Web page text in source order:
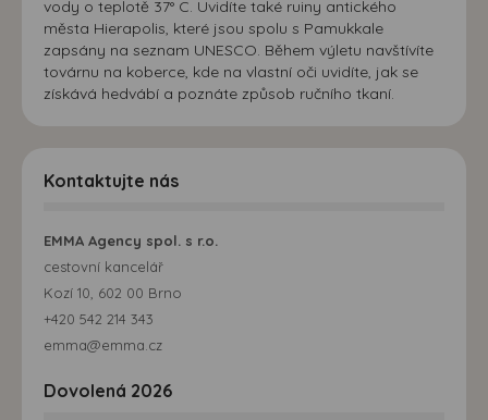
vody o teplotě 37° C. Uvidíte také ruiny antického
města Hierapolis, které jsou spolu s Pamukkale
zapsány na seznam UNESCO. Během výletu navštívíte
továrnu na koberce, kde na vlastní oči uvidíte, jak se
získává hedvábí a poznáte způsob ručního tkaní.
Kontaktujte nás
EMMA Agency spol. s r.o.
cestovní kancelář
Kozí 10, 602 00 Brno
+420 542 214 343
emma@emma.cz
Dovolená 2026